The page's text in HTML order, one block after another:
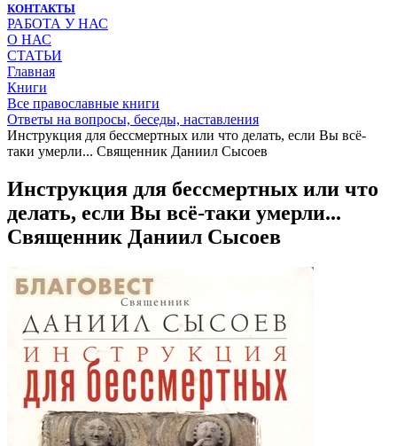
КОНТАКТЫ
РАБОТА У НАС
О НАС
СТАТЬИ
Главная
Книги
Все православные книги
Ответы на вопросы, беседы, наставления
Инструкция для бессмертных или что делать, если Вы всё-
таки умерли... Священник Даниил Сысоев
Инструкция для бессмертных или что
делать, если Вы всё-таки умерли...
Священник Даниил Сысоев